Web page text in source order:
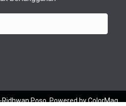
Poso. Powered byColorMag